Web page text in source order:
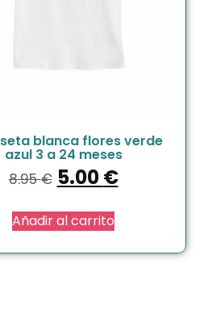
blanca flores verde
azul 3 a 24 meses
8.95€ 5.00€
Añadir al carrito